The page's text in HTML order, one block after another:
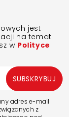
jest
na temat
w Polityce
adres e-mail
z
SUBSKRYBUJ